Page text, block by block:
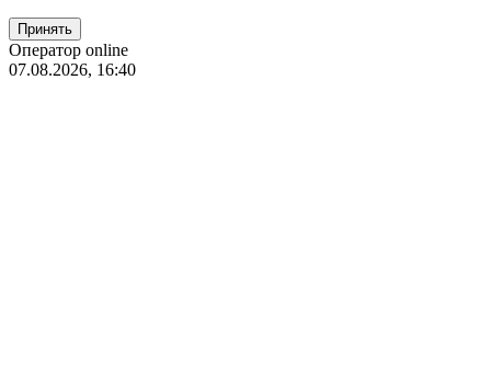
Оператор online
07.08.2026, 16:40